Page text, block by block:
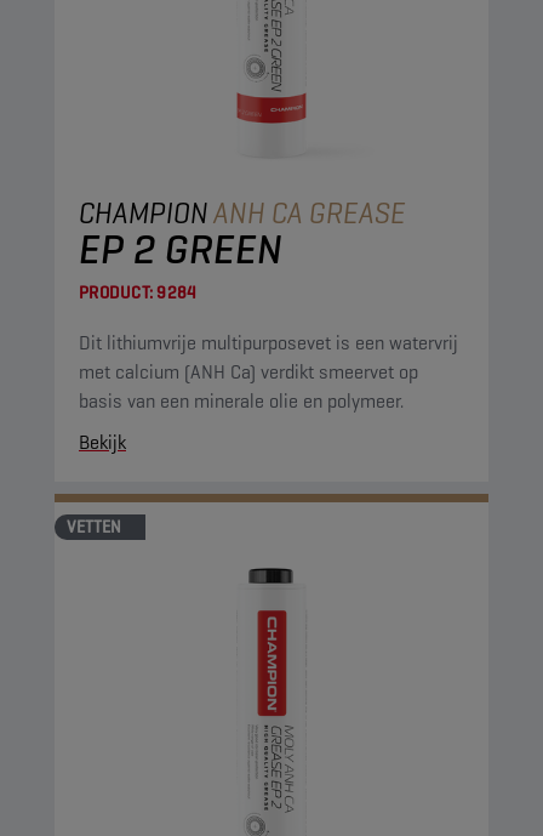
CHAMPIONANH CA GREASE
EP 2 GREEN
PRODUCT:9284
Dit lithiumvrije multipurposevet is een watervrij
met calcium (ANH Ca) verdikt smeervet op
basis van een minerale olie en polymeer.
Bekijk
VETTEN